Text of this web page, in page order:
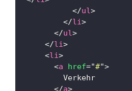
</ul>
</li>
</ul>
</li>
<li>
<a href="#">
        Verkehr
</a>